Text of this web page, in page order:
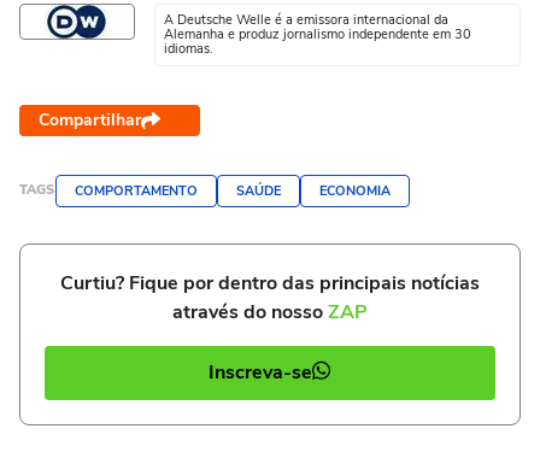
A Deutsche Welle é a emissora internacional da
Alemanha e produz jornalismo independente em 30
idiomas.
Compartilhar
TAGS COMPORTAMENTO SAÚDE ECONOMIA
Curtiu? Fique por dentro das principais notícias
através do nossoZAP
Inscreva-se